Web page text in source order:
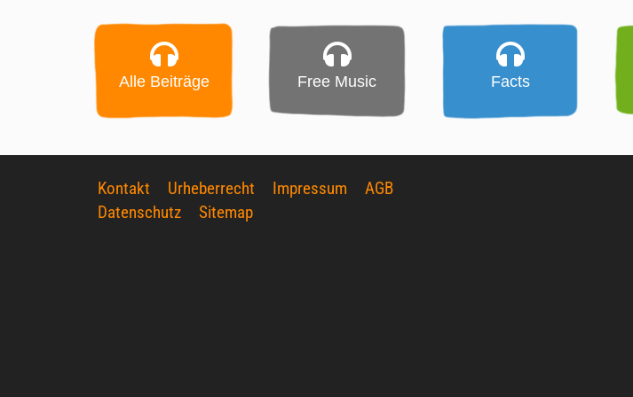
Alle Beiträge Free Music Facts
Kontakt Urheberrecht Impressum
AGB
Datenschutz
Sitemap